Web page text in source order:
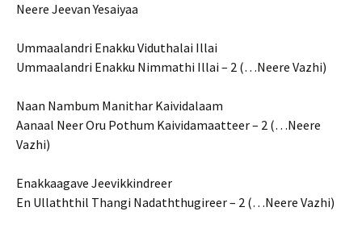
Neere Jeevan Yesaiyaa
Ummaalandri Enakku Viduthalai Illai
Ummaalandri Enakku Nimmathi Illai – 2 (…Neere Vazhi)
Naan Nambum Manithar Kaividalaam
Aanaal Neer Oru Pothum Kaividamaatteer – 2 (…Neere
Vazhi)
Enakkaagave Jeevikkindreer
En Ullaththil Thangi Nadaththugireer – 2 (…Neere Vazhi)